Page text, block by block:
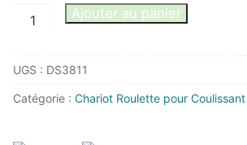
quantité
support
4913/4917
Ajouter au panier
UGS : DS3811
Catégorie : Chariot Roulette pour Coulissant